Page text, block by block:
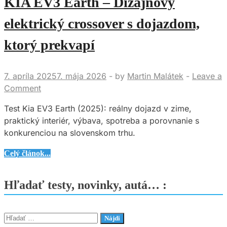
(2025)
Skvelé
SUV
ambíciami
elektrický crossover s dojazdom,
ktorý prekvapí
7. apríla 20257. mája 2026 - by Martin Malátek - Leave a
Comment
Test Kia EV3 Earth (2025): reálny dojazd v zime,
praktický interiér, výbava, spotreba a porovnanie s
konkurenciou na slovenskom trhu.
KIA
–
elektrický
Celý článok...
Hľadať testy, novinky, autá… :
Hľadať: